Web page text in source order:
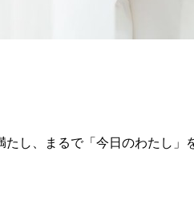
し、まるで「今日のわたし」